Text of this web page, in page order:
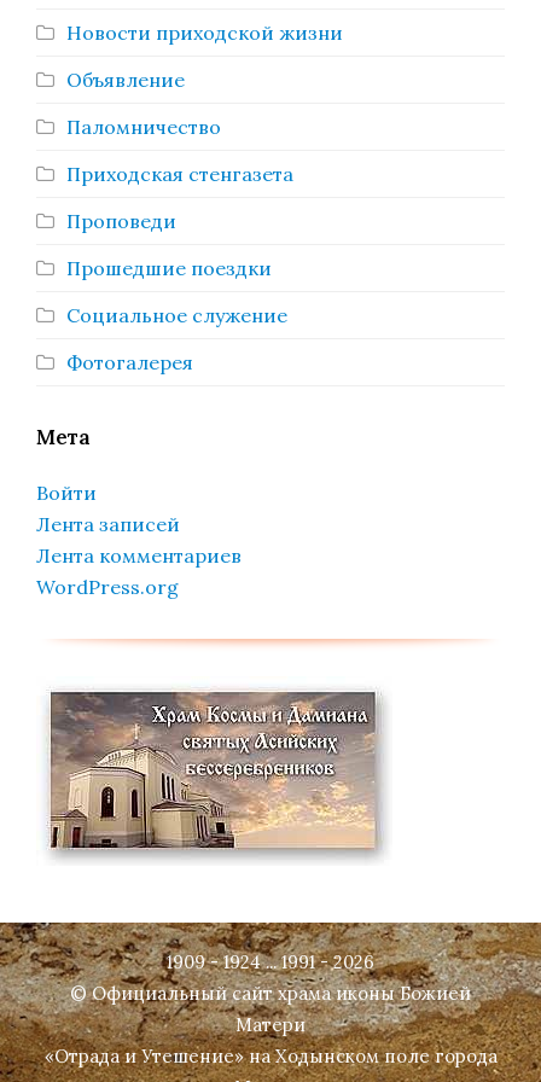
Новости приходской жизни
Объявление
Паломничество
Приходская стенгазета
Проповеди
Прошедшие поездки
Социальное служение
Фотогалерея
Мета
Войти
Лента записей
Лента комментариев
WordPress.org
1909 - 1924 ... 1991 - 2026
© Официальный сайт храма иконы Божией
Матери
«Отрада и Утешение» на Ходынском поле города